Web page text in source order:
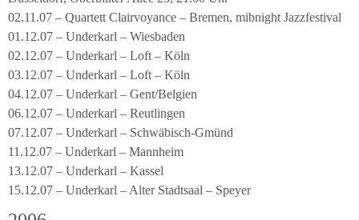
02.11.07 – Quartett Clairvoyance – Bremen, mibnight Jazzfestival
01.12.07 – Underkarl – Wiesbaden
02.12.07 – Underkarl – Loft – Köln
03.12.07 – Underkarl – Loft – Köln
04.12.07 – Underkarl – Gent/Belgien
06.12.07 – Underkarl – Reutlingen
07.12.07 – Underkarl – Schwäbisch-Gmünd
11.12.07 – Underkarl – Mannheim
13.12.07 – Underkarl – Kassel
15.12.07 – Underkarl – Alter Stadtsaal – Speyer